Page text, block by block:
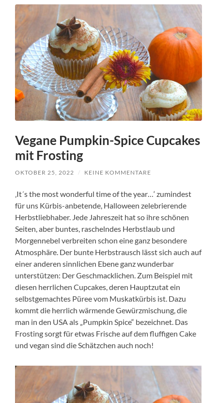
Vegane Pumpkin-Spice Cupcakes
mit Frosting
OKTOBER 25, 2022 / KEINE KOMMENTARE
‚It´s the most wonderful time of the year…‘ zumindest
für uns Kürbis-anbetende, Halloween zelebrierende
Herbstliebhaber. Jede Jahreszeit hat so ihre schönen
Seiten, aber buntes, raschelndes Herbstlaub und
Morgennebel verbreiten schon eine ganz besondere
Atmosphäre. Der bunte Herbstrausch lässt sich auch auf
einer anderen sinnlichen Ebene ganz wunderbar
unterstützen: Der Geschmacklichen. Zum Beispiel mit
diesen herrlichen Cupcakes, deren Hauptzutat ein
selbstgemachtes Püree vom Muskatkürbis ist. Dazu
kommt die herrlich wärmende Gewürzmischung, die
man in den USA als „Pumpkin Spice“ bezeichnet. Das
Frosting sorgt für etwas Frische auf dem fluffigen Cake
und vegan sind die Schätzchen auch noch!